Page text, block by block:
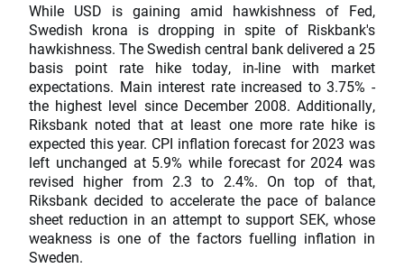
While USD is gaining amid hawkishness of Fed,
Swedish krona is dropping in spite of Riskbank's
hawkishness. The Swedish central bank delivered a 25
basis point rate hike today, in-line with market
expectations. Main interest rate increased to 3.75% -
the highest level since December 2008. Additionally,
Riksbank noted that at least one more rate hike is
expected this year. CPI inflation forecast for 2023 was
left unchanged at 5.9% while forecast for 2024 was
revised higher from 2.3 to 2.4%. On top of that,
Riksbank decided to accelerate the pace of balance
sheet reduction in an attempt to support SEK, whose
weakness is one of the factors fuelling inflation in
Sweden.